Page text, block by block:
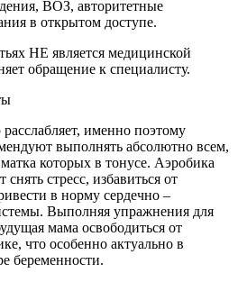
ВОЗ, авторитетные
в открытом доступе.
НЕ является медицинской
обращение к специалисту.
именно поэтому
выполнять абсолютно всем,
которых в тонусе. Аэробика
стресс, избавиться от
в норму сердечно –
Выполняя упражнения для
мама освободиться от
что особенно актуально в
беременности.